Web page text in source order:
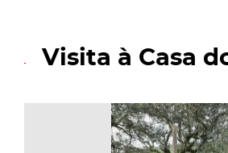
Visita à Casa